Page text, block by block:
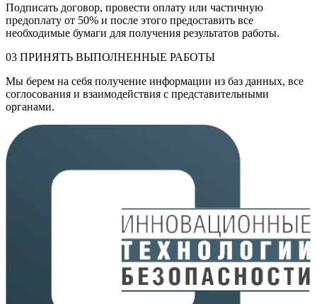
Подписать договор, провести оплату или частичную
предоплату от 50% и после этого предоставить все
необходимые бумаги для получения результатов работы.
03 ПРИНЯТЬ ВЫПОЛНЕННЫЕ РАБОТЫ
Мы берем на себя получение информации из баз данных, все
соглосования и взаимодействия с представительными
органами.